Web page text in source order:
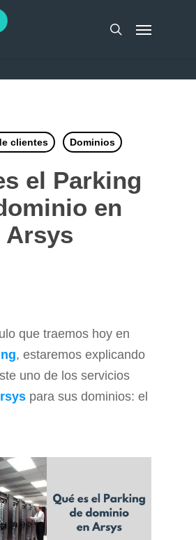
search
Menu
clientes Dominios
el Parking
en
Arsys
que traemos hoy en
, estaremos explicando
uno de los servicios
para sus dominios: el